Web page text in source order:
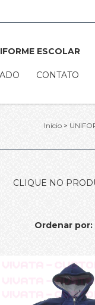
ESCOLAR
CONTATO
Início >
CLIQUE NO
Ordenar por: